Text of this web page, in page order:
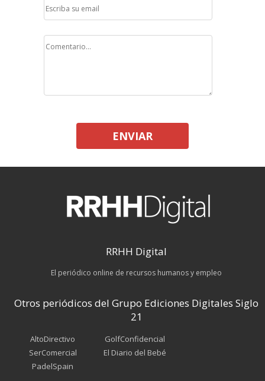
ENVIAR
RRHH Digital
El periódico online de recursos humanos y empleo
Otros periódicos del Grupo Ediciones Digitales Siglo
21
AltoDirectivo
SerComercial
PadelSpain
GolfConfidencial
El Diario del Bebé